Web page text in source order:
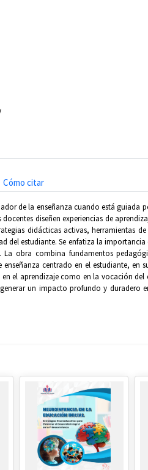
Cómo citar
de la enseñanza cuando está
diseñen experiencias de
didácticas activas, herramientas
del estudiante. Se enfatiza la
obra combina fundamentos
centrado en el estudiante, en
el aprendizaje como en la vocación
un impacto profundo y duradero